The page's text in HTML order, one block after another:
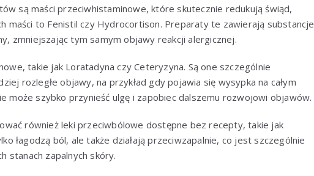
są maści przeciwhistaminowe, które skutecznie redukują świąd,
maści to Fenistil czy Hydrocortison. Preparaty te zawierają substancje
zmniejszając tym samym objawy reakcji alergicznej.
takie jak Loratadyna czy Ceteryzyna. Są one szczególnie
rozległe objawy, na przykład gdy pojawia się wysypka na całym
może szybko przynieść ulgę i zapobiec dalszemu rozwojowi objawów.
również leki przeciwbólowe dostępne bez recepty, takie jak
łagodzą ból, ale także działają przeciwzapalnie, co jest szczególnie
stanach zapalnych skóry.